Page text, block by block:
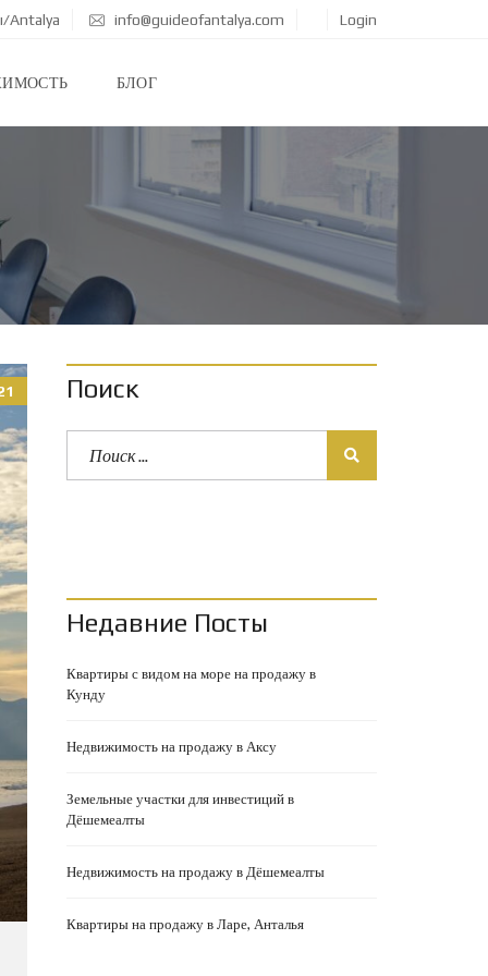
Antalya info@guideofantalya.com Login
БЛОГ
Поиск
Недавние Посты
Квартиры с видом на море на продажу в
Кунду
Недвижимость на продажу в Аксу
Земельные участки для инвестиций в
Дёшемеалты
Недвижимость на продажу в Дёшемеалты
Квартиры на продажу в Ларе, Анталья